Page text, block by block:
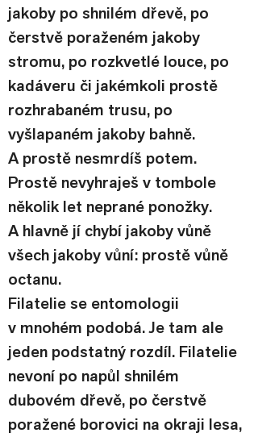
jakoby po shnilém dřevě, po
čerstvě poraženém jakoby
stromu, po rozkvetlé louce, po
kadáveru či jakémkoli prostě
rozhrabaném trusu, po
vyšlapaném jakoby bahně.
A prostě nesmrdíš potem.
Prostě nevyhraješ v tombole
několik let neprané ponožky.
A hlavně jí chybí jakoby vůně
všech jakoby vůní: prostě vůně
octanu.
Filatelie se entomologii
v mnohém podobá. Je tam ale
jeden podstatný rozdíl. Filatelie
nevoní po napůl shnilém
dubovém dřevě, po čerstvě
poražené borovici na okraji lesa,